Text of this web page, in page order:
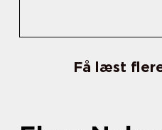
Få læst